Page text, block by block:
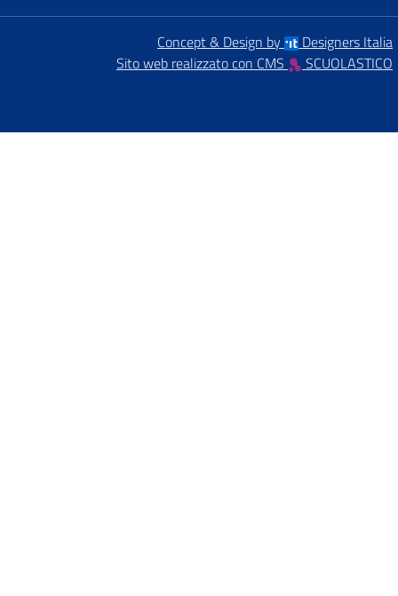
Concept & Design by
Designers Italia
Sito web realizzato con CMS
SCUOLASTICO